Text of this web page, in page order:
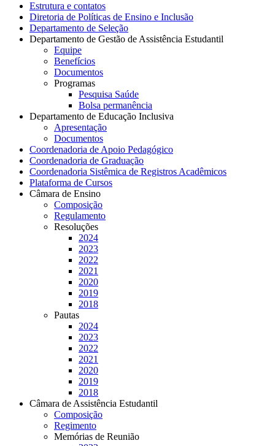
Estrutura e contatos
Diretoria de Políticas de Ensino e Inclusão
Departamento de Seleção
Departamento de Gestão de Assistência Estudantil
Equipe
Benefícios
Documentos
Programas
Pesquisa Saúde
Bolsa permanência
Departamento de Educação Inclusiva
Apresentação
Documentos
Coordenadoria de Apoio Pedagógico
Coordenadoria de Graduação
Coordenadoria Sistêmica de Registros Acadêmicos
Plataforma de Cursos
Câmara de Ensino
Composição
Regulamento
Resoluções
2024
2023
2022
2021
2020
2019
2018
Pautas
2024
2023
2022
2021
2020
2019
2018
Câmara de Assistência Estudantil
Composição
Regimento
Memórias de Reunião